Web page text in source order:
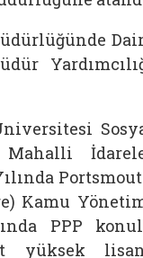
Kamu
PPP
yüksek